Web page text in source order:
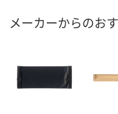
メーカーからのお